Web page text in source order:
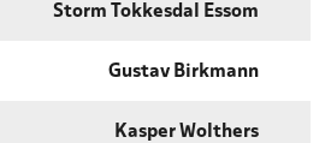
Storm Tokkesdal Essom
Gustav Birkmann
Kasper Wolthers